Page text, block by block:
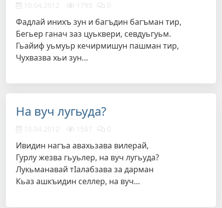
10.04.2012 1793 0
Фадлай инихъ зун и багъдин багъман тир,
Бегьер ганач заз цуьквери, севдуьгуьм.
Гьайиф уьмуьр кечирмишун пашман тир,
Чухвазва хьи зун…
На вуч лугьуда?
10.04.2012 1587 0
Ивидин нагъа авахьзава вилерай,
Гурлу жезва гьуьлер, на вуч лугьуда?
Лукьманавай тIалабзава за дарман
Кьаз ашкъидин селлер, на вуч…